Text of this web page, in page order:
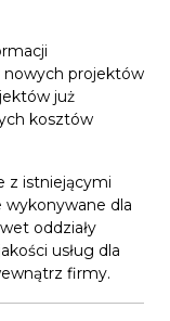
nowych projektów
już
kosztów
z istniejącymi
wykonywane dla
oddziały
usług dla
firmy.